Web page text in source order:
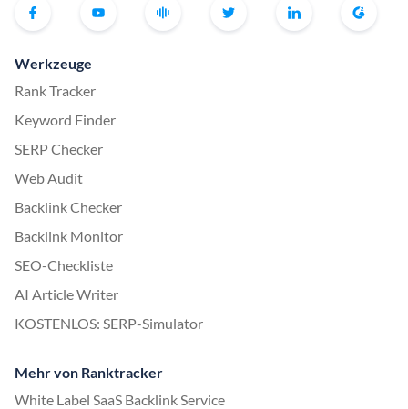
Werkzeuge
Rank Tracker
Keyword Finder
SERP Checker
Web Audit
Backlink Checker
Backlink Monitor
SEO-Checkliste
AI Article Writer
KOSTENLOS: SERP-Simulator
Mehr von Ranktracker
White Label SaaS Backlink Service